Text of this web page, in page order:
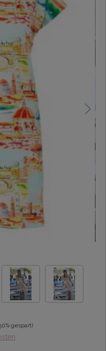
gespart)